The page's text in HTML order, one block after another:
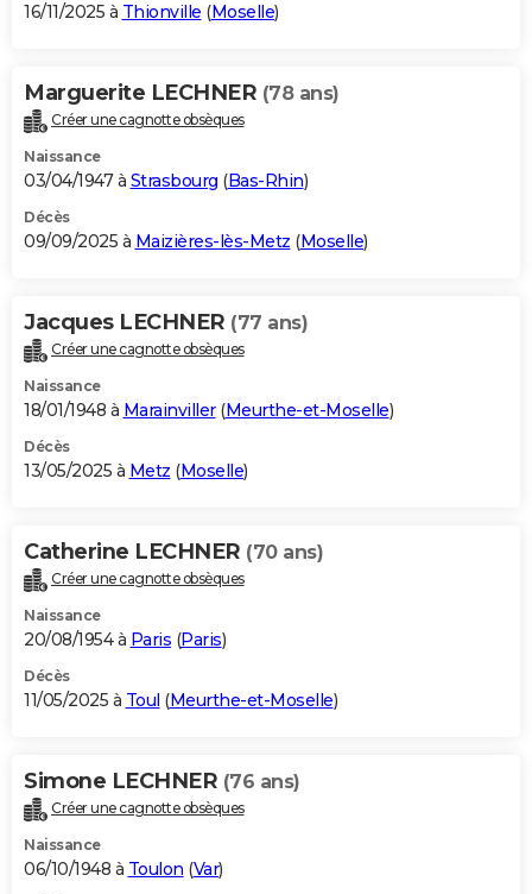
16/11/2025 à Thionville (Moselle)
Marguerite LECHNER (78 ans)
Créer une cagnotte obsèques
Naissance
03/04/1947 à Strasbourg (Bas-Rhin)
Décès
09/09/2025 à Maizières-lès-Metz (Moselle)
Jacques LECHNER (77 ans)
Créer une cagnotte obsèques
Naissance
18/01/1948 à Marainviller(Meurthe-et-Moselle)
Décès
13/05/2025 à Metz (Moselle)
Catherine LECHNER (70 ans)
Créer une cagnotte obsèques
Naissance
20/08/1954 à Paris (Paris)
Décès
11/05/2025 à Toul (Meurthe-et-Moselle)
Simone LECHNER (76 ans)
Créer une cagnotte obsèques
Naissance
06/10/1948 à Toulon (Var)